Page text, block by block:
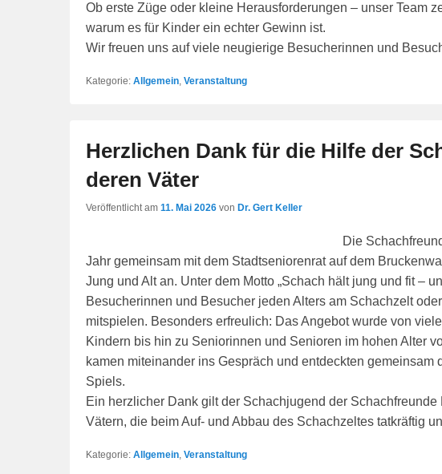
Ob erste Züge oder kleine Herausforderungen – unser Team
warum es für Kinder ein echter Gewinn ist.
Wir freuen uns auf viele neugierige Besucherinnen und
Kategorie: Allgemein, Veranstaltung
Herzlichen Dank für die Hilfe der
deren Väter
Veröffentlicht am 11. Mai 2026 von Dr. Gert Keller
Die
Jahr gemeinsam mit dem Stadtseniorenrat auf dem
Jung und Alt an. Unter dem Motto „Schach hält jung und fit –
Besucherinnen und Besucher jeden Alters am Schachzelt
mitspielen. Besonders erfreulich: Das Angebot wurde von
Kindern bis hin zu Seniorinnen und Senioren im hohen Alter
kamen miteinander ins Gespräch und entdeckten
Spiels.
Ein herzlicher Dank gilt der Schachjugend der
Vätern, die beim Auf- und Abbau des Schachzeltes tatkräftig
Kategorie: Allgemein, Veranstaltung